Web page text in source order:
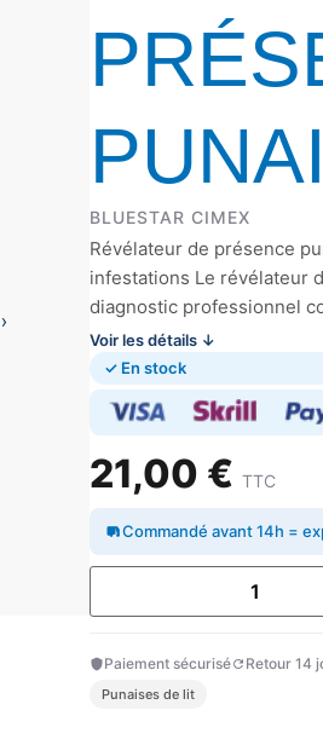
›
BLUESTAR CIMEX
Révélateur de présence
infestations Le révélateur
diagnostic professionnel
Voir les détails ↓
✓ En stock
21,00 € TTC
Commandé avant 14h =
Paiement sécurisé Retour 14
Punaises de lit